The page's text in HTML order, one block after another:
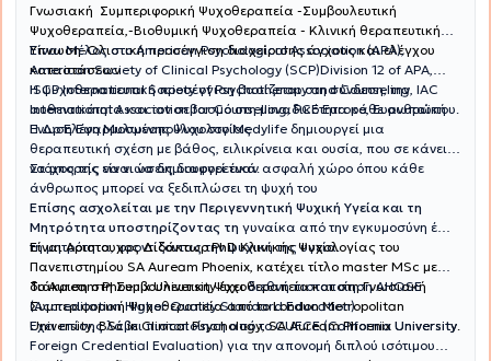
Γνωσιακή Συμπεριφορική Ψυχοθεραπεία -Συμβουλευτική
Ψυχοθεραπεία,-Βιοθυμική Ψυχοθεραπεία - Κλινική θεραπευτική
Ύπνωση-Ολιστική προσέγγιση διαχείρισης άγχους και ελέγχου
καταστάσεων
Είναι Μέλος στο American Psychological Association (APA),
American Society of Clinical Psychology (SCP)Division 12 of APA,
ISCP International Society of Psychotherapy and Counseling, IAC
International Association for Counselling, PCE Europe, Ευρωπαϊκή
Ένωση Εφαρμοσμένης Ψυχολογίας
Η ψυχοθεραπευτική προσέγγιση βασίζεται στη σύνδεση, την
αυθεντικότητα και τον σεβασμό στη μοναδικότητα κάθε ανθρώπου.
Η Δρ Ελένη Μυλωνοπούλου στο Medylife δημιουργεί μια
θεραπευτική σχέση με βάθος, ειλικρίνεια και ουσία, που σε κάνει
να μπορείς να νιώσεις διαφορετικά.
Στόχος της είναι να δημιουργεί έναν ασφαλή χώρο όπου κάθε
άνθρωπος μπορεί να ξεδιπλώσει τη ψυχή του
Επίσης ασχολείται με την Περιγεννητική Ψυχική Υγεία και τη
Μητρότητα υποστηρίζοντας τη γυναίκα από την εγκυμοσύνη έως
τη μητρότητα, φροντίζοντας την ψυχική της υγεία.
Είναι Αριστουχος Διδάκτωρ PhD Κλινικής Ψυχολογίας του
Πανεπιστημίου SA Auream Phoenix, κατέχει τίτλο master MSc με
διάκριση στη Συμβουλευτικη Ψυχοθεραπεία και στη Γνωσιακή
Συμπεριφορική Ψυχοθεραπεία από το London Metropolitan
University, BSc in Clinical Psychology, SA Auream Phoenix University.
Το Auream Phoenix University έχειδιεθνή πιστοποίηση AHQSE
(Accreditation Higher Quality Standard Education)
Έχει επίσης λάβει πιστοποίηση από το CUFCE (California University
Foreign Credential Evaluation) για την απονομή διπλού ισότιμου